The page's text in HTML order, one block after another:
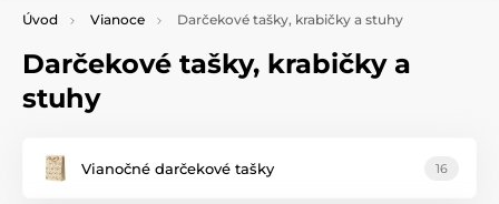
Úvod Vianoce Darčekové tašky, krabičky a stuhy
Darčekové tašky, krabičky a
stuhy
Vianočné darčekové tašky 16